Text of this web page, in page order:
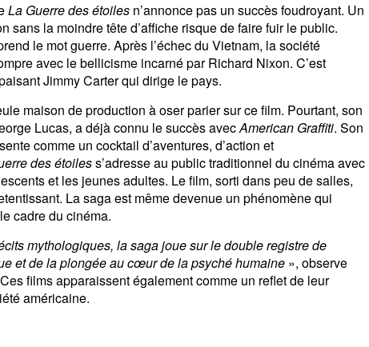
La Guerre des étoiles n’annonce pas un succès foudroyant. Un
sans la moindre tête d’affiche risque de faire fuir le public.
le mot guerre. Après l’échec du Vietnam, la société
avec le bellicisme incarné par Richard Nixon. C’est
Jimmy Carter qui dirige le pays.
maison de production à oser parier sur ce film. Pourtant, son
Lucas, a déjà connu le succès avecAmerican Graffiti. Son
comme un cocktail d’aventures, d’action et
des étoiless’adresse au public traditionnel du cinéma avec
et les jeunes adultes. Le film, sorti dans peu de salles,
La saga est même devenue un phénomène qui
cadre du cinéma.
mythologiques, la saga joue sur le double registre de
et de la plongée au cœur de la psyché humaine », observe
films apparaissent également comme un reflet de leur
américaine.